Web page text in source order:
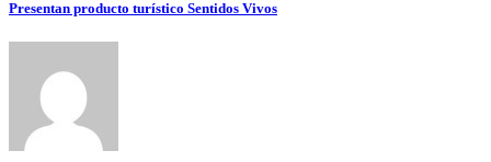
Presentan producto turístico Sentidos Vivos